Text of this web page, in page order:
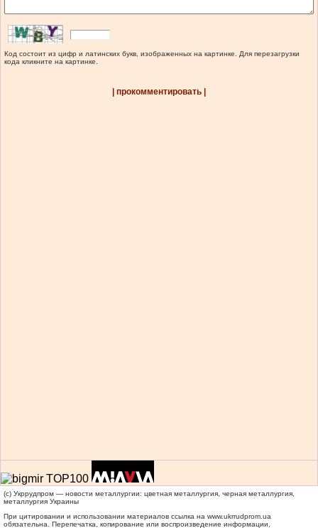
Код состоит из цифр и латинских букв, изображенных на картинке. Для перезагрузки
кода кликните на картинке.
| прокомментировать |
(c) Укррудпром — новости металлургии: цветная металлургия, черная металлургия,
металлургия Украины
При цитировании и использовании материалов ссылка на www.ukrrudprom.ua
обязательна. Перепечатка, копирование или воспроизведение информации,